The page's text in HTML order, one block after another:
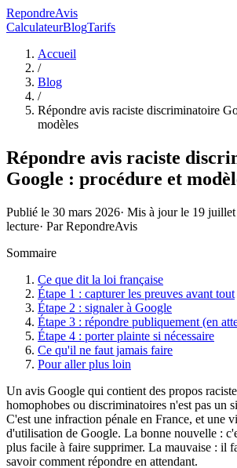
RepondreAvis
CalculateurBlogTarifs
Accueil
/
Blog
/
Répondre avis raciste discriminatoire
modèles
Répondre avis raciste
Google : procédure et
Publié le 30 mars 2026· Mis à jour le 19
lecture· ParRepondreAvis
Sommaire
Ce que dit la loi française
Étape 1 : capturer les preuves avant tout
Étape 2 : signaler à Google
Étape 3 : répondre publiquement (en
Étape 4 : porter plainte si nécessaire
Ce qu'il ne faut jamais faire
Pour aller plus loin
Un avis Google qui contient des propos
homophobes ou discriminatoires n'est pas un
C'est une infraction pénale en France, et une
d'utilisation de Google. La bonne nouvelle :
plus facile à faire supprimer. La mauvaise : il
savoir comment répondre en attendant.